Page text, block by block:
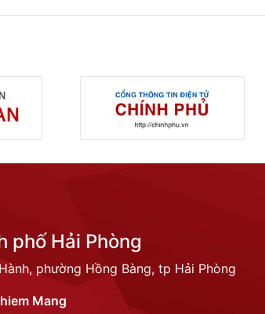
phố Hải Phòng
phường Hồng Bàng, tp Hải Phòng